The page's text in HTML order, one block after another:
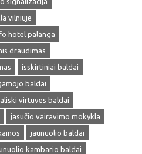
vilniuje
hotel palanga
draudimas
isskirtiniai baldai
baldai
virtuves baldai
jasučio vairavimo mokykla
jaunuolio baldai
kambario baldai